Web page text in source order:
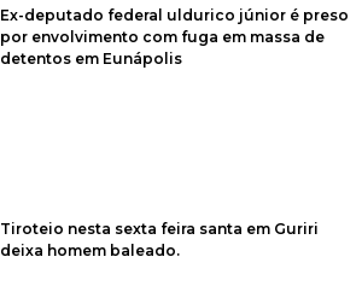
Ex-deputado federal uldurico júnior é preso
por envolvimento com fuga em massa de
detentos em Eunápolis
Tiroteio nesta sexta feira santa em Guriri
deixa homem baleado.